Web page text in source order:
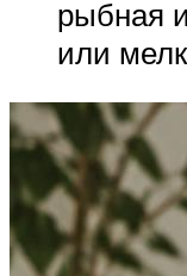
рыбная
или